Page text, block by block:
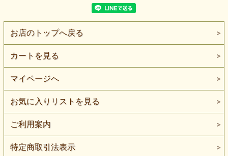
お店のトップへ戻る
カートを見る
マイページへ
お気に入りリストを見る
ご利用案内
特定商取引法表示